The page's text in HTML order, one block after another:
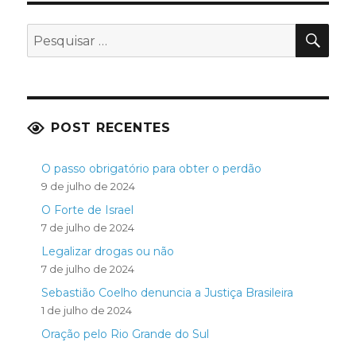
Pesquisar
POST RECENTES
O passo obrigatório para obter o perdão
9 de julho de 2024
O Forte de Israel
7 de julho de 2024
Legalizar drogas ou não
7 de julho de 2024
Sebastião Coelho denuncia a Justiça Brasileira
1 de julho de 2024
Oração pelo Rio Grande do Sul